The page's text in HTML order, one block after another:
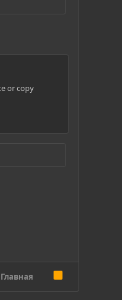
or copy
Главная
S